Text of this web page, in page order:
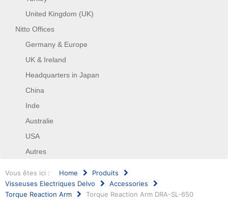
United Kingdom (UK)
Nitto Offices
Germany & Europe
UK & Ireland
Headquarters in Japan
China
Inde
Australie
USA
Autres
Vous êtes ici : Home
Produits
Visseuses Electriques Delvo
Accessories
Torque Reaction Arm
Torque Reaction Arm DRA-SL-650